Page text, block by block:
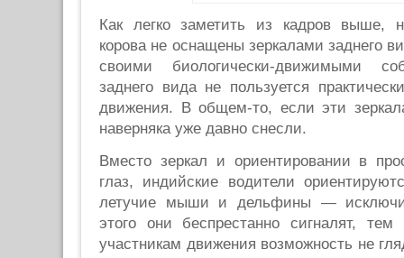
Как легко заметить из кадров выше,
корова не оснащены зеркалами заднего
своими биологически-движимыми
заднего вида не пользуется
движения. В общем-то, если эти
наверняка уже давно снесли.
Вместо зеркал и ориентировании в
глаз, индийские водители
летучие мыши и дельфины —
этого они беспрестанно сигналят,
участникам движения возможность не